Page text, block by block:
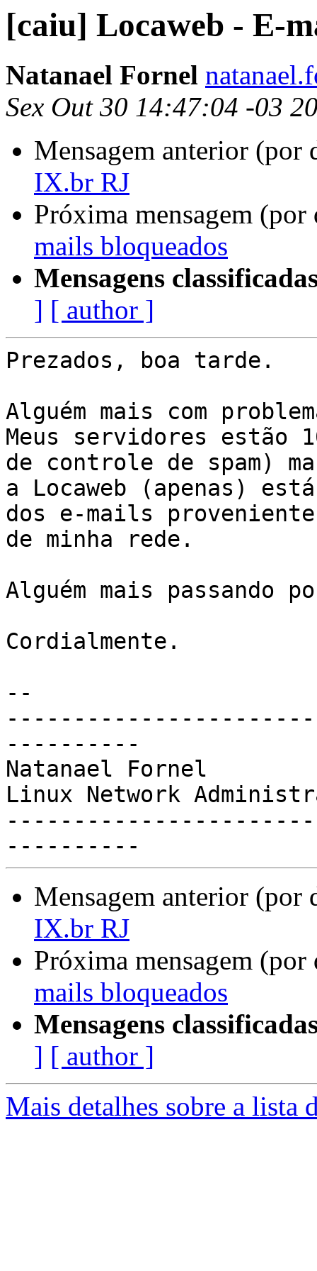
[caiu] Locaweb - E-
Natanael Fornel
Sex Out 30 14:47:04 -03
Mensagem anterior (por
IX.br RJ
Próxima mensagem
mails bloqueados
Mensagens
] [ author ]
Prezados, boa tarde.
Alguém mais com
Meus servidores estão
de controle de spam)
a Locaweb (apenas)
dos e-mails
de minha rede.
Alguém mais passando
Cordialmente.
--
----------
Natanael Fornel
Linux Network
Mensagem anterior (por
IX.br RJ
Próxima mensagem
mails bloqueados
Mensagens
] [ author ]
Mais detalhes sobre a lista